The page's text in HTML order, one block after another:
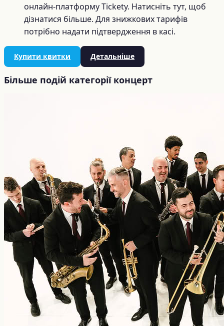
онлайн-платформу Tickety. Натисніть тут, щоб
дізнатися більше. Для знижкових тарифів
потрібно надати підтвердження в касі.
Купити квитки Детальніше
Більше подій категорії концерт